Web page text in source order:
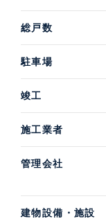
総戸数
駐車場
竣工
施工業者
管理会社
建物設備・施設